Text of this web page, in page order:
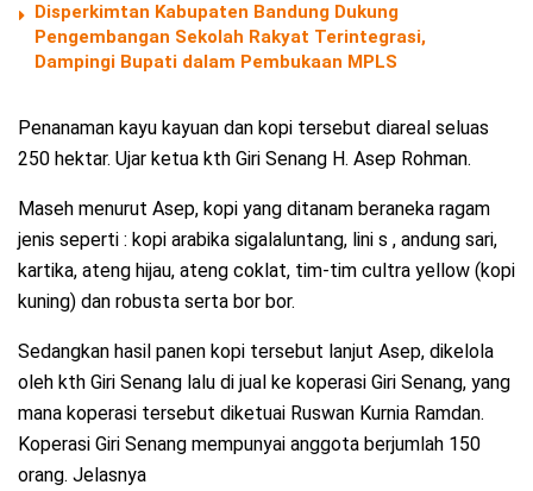
Disperkimtan Kabupaten Bandung Dukung
Pengembangan Sekolah Rakyat Terintegrasi,
Dampingi Bupati dalam Pembukaan MPLS
Penanaman kayu kayuan dan kopi tersebut diareal seluas
250 hektar. Ujar ketua kth Giri Senang H. Asep Rohman.
Maseh menurut Asep, kopi yang ditanam beraneka ragam
jenis seperti : kopi arabika sigalaluntang, lini s , andung sari,
kartika, ateng hijau, ateng coklat, tim-tim cultra yellow (kopi
kuning) dan robusta serta bor bor.
Sedangkan hasil panen kopi tersebut lanjut Asep, dikelola
oleh kth Giri Senang lalu di jual ke koperasi Giri Senang, yang
mana koperasi tersebut diketuai Ruswan Kurnia Ramdan.
Koperasi Giri Senang mempunyai anggota berjumlah 150
orang. Jelasnya